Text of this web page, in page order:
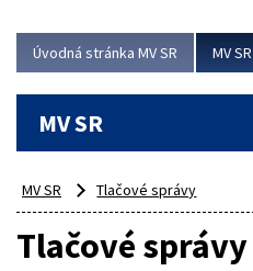
Úvodná stránka MV SR MV SR
MV SR
MV SR Tlačové správy
Tlačové správy